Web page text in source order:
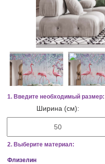
1. Введите необходимый размер:
Ширина (см):
2. Выберите материал:
Флизелин